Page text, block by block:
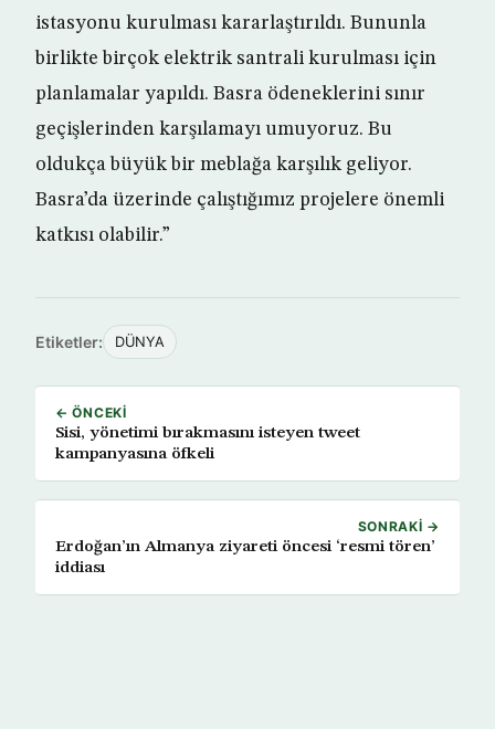
istasyonu kurulması kararlaştırıldı. Bununla
birlikte birçok elektrik santrali kurulması için
planlamalar yapıldı. Basra ödeneklerini sınır
geçişlerinden karşılamayı umuyoruz. Bu
oldukça büyük bir meblağa karşılık geliyor.
Basra’da üzerinde çalıştığımız projelere önemli
katkısı olabilir.”
Etiketler: DÜNYA
← ÖNCEKI
Sisi, yönetimi bırakmasını isteyen tweet
kampanyasına öfkeli
SONRAKI →
Erdoğan’ın Almanya ziyareti öncesi ‘resmi tören’
iddiası